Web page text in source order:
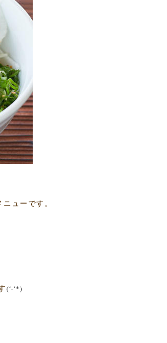
ューです。
(‘-‘*)